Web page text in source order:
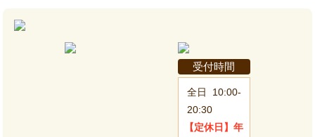
受付時間
全日
10:00-
20:30
【定休日】 年